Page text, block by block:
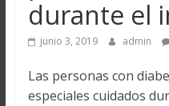
durante el
junio 3, 2019 admin
Las personas con
especiales cuidados